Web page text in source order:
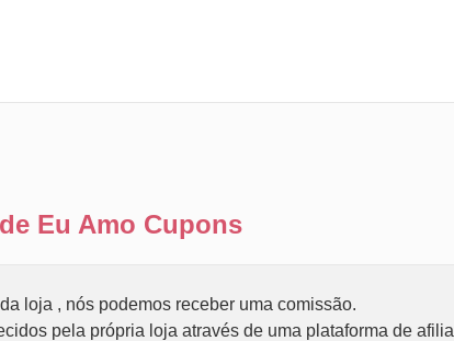
Eu Amo Cupons
loja , nós podemos receber uma comissão.
pela própria loja através de uma plataforma de